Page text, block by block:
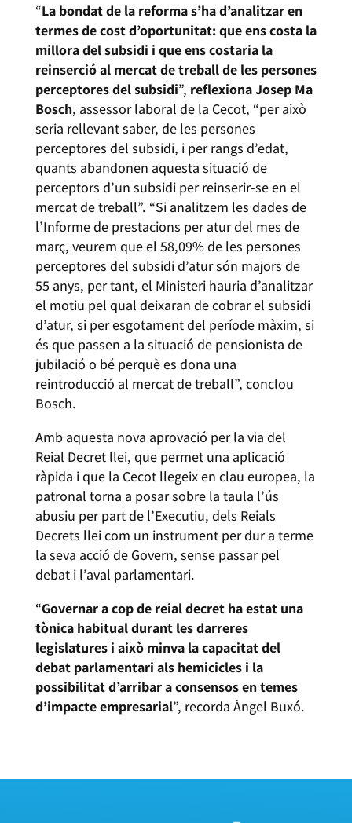
“La bondat de la reforma s’ha d’analitzar en
termes de cost d’oportunitat: que ens costa la
millora del subsidi i que ens costaria la
reinserció al mercat de treball de les persones
perceptores del subsidi”, reflexiona Josep Ma
Bosch, assessor laboral de la Cecot, “per això
seria rellevant saber, de les persones
perceptores del subsidi, i per rangs d’edat,
quants abandonen aquesta situació de
perceptors d’un subsidi per reinserir-se en el
mercat de treball”. “Si analitzem les dades de
l’Informe de prestacions per atur del mes de
març, veurem que el 58,09% de les persones
perceptores del subsidi d’atur són majors de
55 anys, per tant, el Ministeri hauria d’analitzar
el motiu pel qual deixaran de cobrar el subsidi
d’atur, si per esgotament del període màxim, si
és que passen a la situació de pensionista de
jubilació o bé perquè es dona una
reintroducció al mercat de treball”, conclou
Bosch.
Amb aquesta nova aprovació per la via del
Reial Decret llei, que permet una aplicació
ràpida i que la Cecot llegeix en clau europea, la
patronal torna a posar sobre la taula l’ús
abusiu per part de l’Executiu, dels Reials
Decrets llei com un instrument per dur a terme
la seva acció de Govern, sense passar pel
debat i l’aval parlamentari.
“Governar a cop de reial decret ha estat una
tònica habitual durant les darreres
legislatures i això minva la capacitat del
debat parlamentari als hemicicles i la
possibilitat d’arribar a consensos en temes
d’impacte empresarial”, recorda Àngel Buxó.